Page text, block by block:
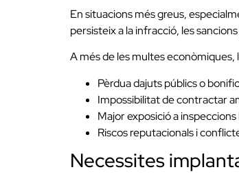
En situacions més greus,
persisteix a la infracció, les
A més de les multes econòmiques,
Pèrdua dajuts públics o
Impossibilitat de contractar
Major exposició a inspeccions
Riscos reputacionals i
Necessites